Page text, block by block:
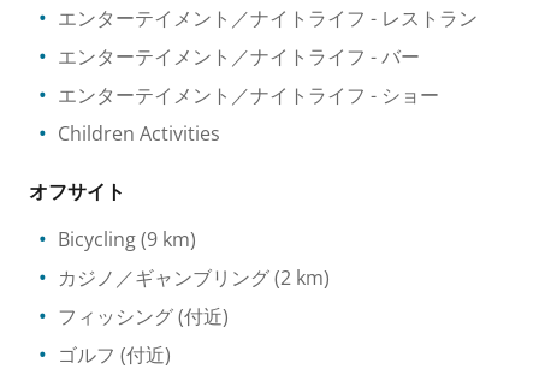
エンターテイメント／ナイトライフ - レストラン
エンターテイメント／ナイトライフ - バー
エンターテイメント／ナイトライフ - ショー
Children Activities
オフサイト
Bicycling(9 km)
カジノ／ギャンブリング(2 km)
フィッシング(付近)
ゴルフ (付近)